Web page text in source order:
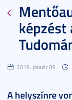
képzést
2019. január 09.
A helyszínre